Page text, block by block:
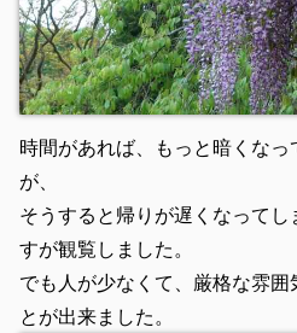
時間があれば、もっと暗くな
が、
そうすると帰りが遅くなって
すが観覧しました。
でも人が少なくて、厳格な雰囲
とが出来ました。